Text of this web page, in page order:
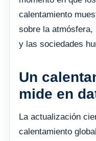
calentamiento
sobre la
y las sociedades
Un
mide en
La actualización
calentamiento